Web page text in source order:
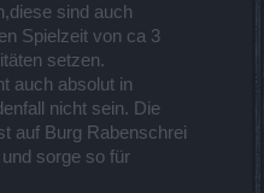
sind auch
Spielzeit von ca 3
setzen.
auch absolut in
nicht sein. Die
auf Burg Rabenschrei
sorge so für